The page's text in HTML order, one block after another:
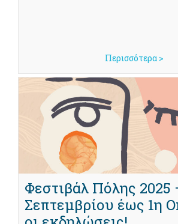
Περισσότερα >
Φεστιβάλ Πόλης 2025
Σεπτεμβρίου έως 1η